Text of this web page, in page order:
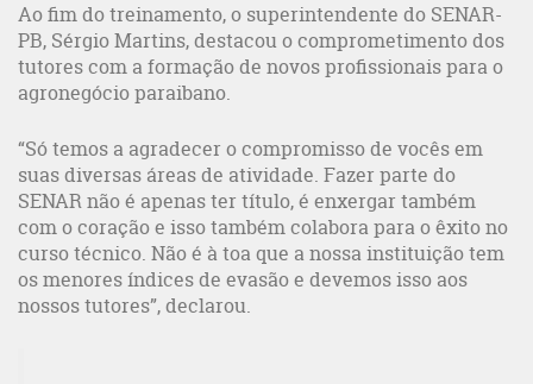
Ao fim do treinamento, o superintendente do SENAR-
PB, Sérgio Martins, destacou o comprometimento dos
tutores com a formação de novos profissionais para o
agronegócio paraibano.
“Só temos a agradecer o compromisso de vocês em
suas diversas áreas de atividade. Fazer parte do
SENAR não é apenas ter título, é enxergar também
com o coração e isso também colabora para o êxito no
curso técnico. Não é à toa que a nossa instituição tem
os menores índices de evasão e devemos isso aos
nossos tutores”, declarou.